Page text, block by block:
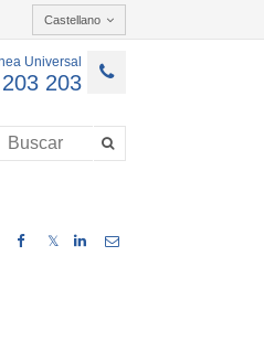
Castellano
Universal
203
𝕏